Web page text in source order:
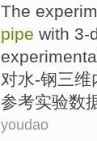
The
pipe with 3-
对水-钢三维
参考实验数
youdao